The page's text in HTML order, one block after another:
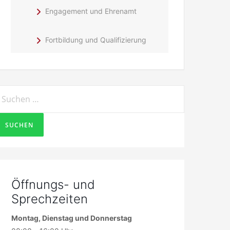
Engagement und Ehrenamt
Fortbildung und Qualifizierung
Öffnungs- und
Sprechzeiten
Montag, Dienstag und Donnerstag